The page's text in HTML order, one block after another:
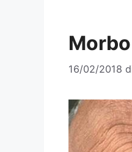
16/02/2018